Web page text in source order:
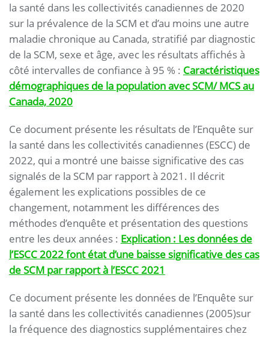
la santé dans les collectivités canadiennes de 2020
sur la prévalence de la SCM et d’au moins une autre
maladie chronique au Canada, stratifié par diagnostic
de la SCM, sexe et âge, avec les résultats affichés à
côté intervalles de confiance à 95 % : Caractéristiques
démographiques de la population avec SCM/ MCS au
Canada, 2020
Ce document présente les résultats de l’Enquête sur
la santé dans les collectivités canadiennes (ESCC) de
2022, qui a montré une baisse significative des cas
signalés de la SCM par rapport à 2021. Il décrit
également les explications possibles de ce
changement, notamment les différences des
méthodes d’enquête et présentation des questions
entre les deux années : Explication : Les données de
l’ESCC 2022 font état d’une baisse significative des cas
de SCM par rapport à l’ESCC 2021
Ce document présente les données de l’Enquête sur
la santé dans les collectivités canadiennes (2005)sur
la fréquence des diagnostics supplémentaires chez